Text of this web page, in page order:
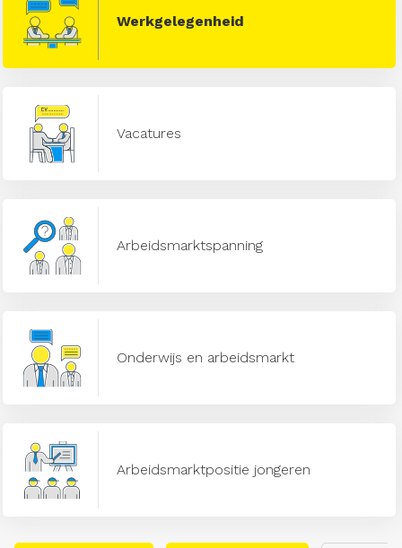
Werkgelegenheid
Vacatures
Arbeidsmarktspanning
Onderwijs en arbeidsmarkt
Arbeidsmarktpositie jongeren